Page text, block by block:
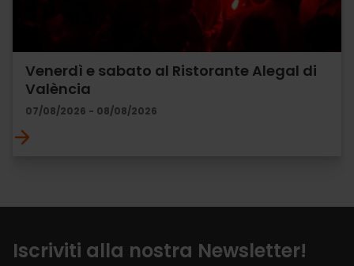
Venerdì e sabato al Ristorante Alegal di
València
07/08/2026 - 08/08/2026
Iscriviti alla nostra Newsletter!